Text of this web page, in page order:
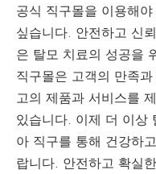
공식 직구몰을 이용해
싶습니다. 안전하고 신
은 탈모 치료의 성공을
직구몰은 고객의 만족
고의 제품과 서비스를
있습니다. 이제 더 이상
아 직구를 통해 건강하
랍니다. 안전하고 확실